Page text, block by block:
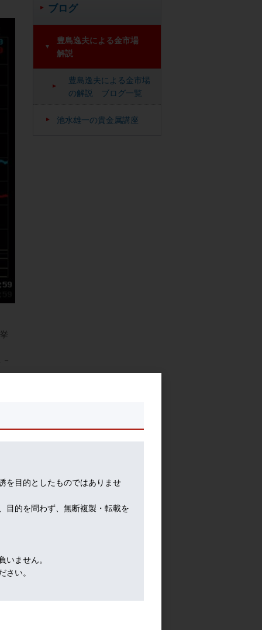
ブログ
豊島逸夫による金市場
解説
豊島逸夫による金市場
の解説 ブログ一覧
池水雄一の貴金属講座
プ
の
を目的としたものではありませ
目的を問わず、無断複製・転載を
ません。
い。